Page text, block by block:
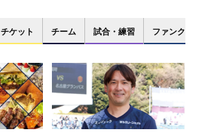
チケット チーム 試合・練習 ファンクラブ